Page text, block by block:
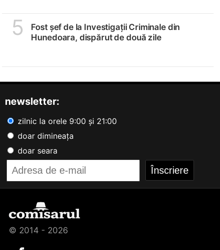
5
Fost șef de la Investigații Criminale din
Hunedoara, dispărut de două zile
newsletter:
zilnic la orele 9:00 și 21:00
doar dimineața
doar seara
© 2014 - 2026